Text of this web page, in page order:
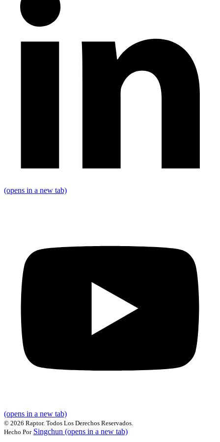
(opens in a new tab)
(opens in a new tab)
© 2026 Raptor. Todos Los Derechos Reservados.
Hecho Por Singchun (opens in a new tab)